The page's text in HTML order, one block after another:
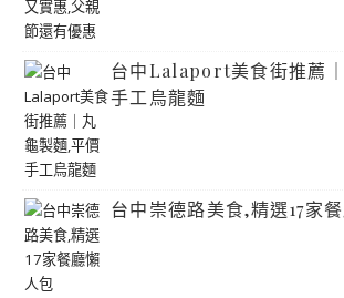
台中Lalaport美食街推薦
手工烏龍麵
台中崇德路美食,精選17家